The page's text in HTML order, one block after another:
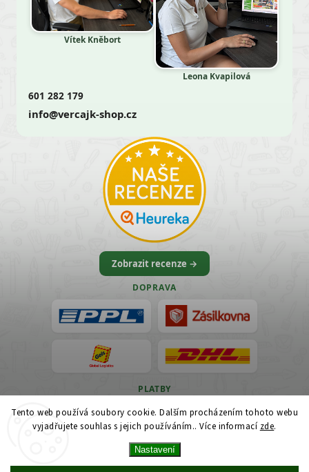
Tento web používá soubory cookie. Dalším procházením tohoto webu
vyjadřujete souhlas s jejich používáním.. Více informací zde.
Nastavení
Vítek Kněbort
Leona Kvapilová
601 282 179
info@vercajk-shop.cz
Zobrazit recenze →
DOPRAVA
PLATBY
VISA